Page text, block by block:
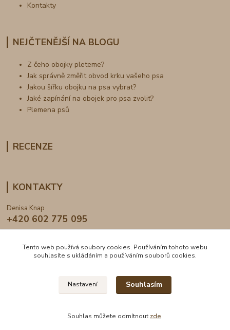
Kontakty
NEJČTENĚJŠÍ NA BLOGU
Z čeho obojky pleteme?
Jak správně změřit obvod krku vašeho psa
Jakou šířku obojku na psa vybrat?
Jaké zapínání na obojek pro psa zvolit?
Plemena psů
RECENZE
KONTAKTY
Denisa Knap
+420 602 775 095
2024 © DogDen.cz, všechna práva vyhrazena
Tento web používá soubory cookies. Používáním tohoto webu
souhlasíte s ukládáním a používáním souborů cookies.
Nastavení Souhlasím
Souhlas můžete odmítnout zde.